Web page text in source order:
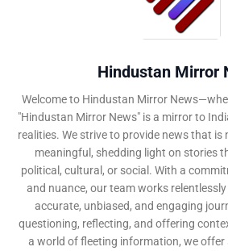
Hindustan Mirror
Welcome to Hindustan Mirror
"Hindustan Mirror News" is a mirror to
realities. We strive to provide news that
meaningful, shedding light on stories
political, cultural, or social. With a
and nuance, our team works
accurate, unbiased, and engaging
questioning, reflecting, and offering
a world of fleeting information, we offer